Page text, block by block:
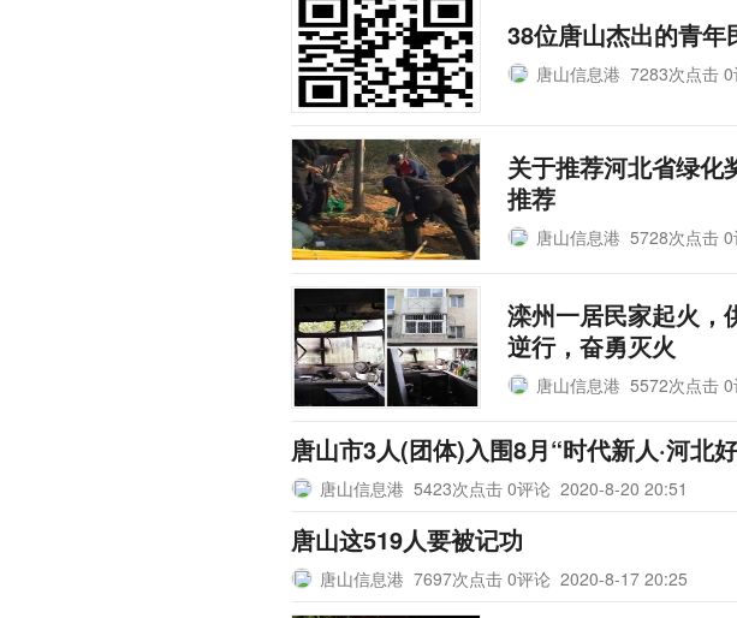
38位唐山杰出的青年
唐山信息港 7283次点击
关于推荐河北省绿化
推荐
唐山信息港 5728次点击
滦州一居民家起火，
逆行，奋勇灭火
唐山信息港 5572次点击
唐山市3人(团体)入围8月“时代新人·河北
唐山信息港 5423次点击 0评论 2020-8-20 20:51
唐山这519人要被记功
唐山信息港 7697次点击 0评论 2020-8-17 20:25